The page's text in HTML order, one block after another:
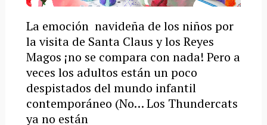
La emoción navideña de los niños por
la visita de Santa Claus y los Reyes
Magos ¡no se compara con nada! Pero a
veces los adultos están un poco
despistados del mundo infantil
contemporáneo (No… Los Thundercats
ya no están